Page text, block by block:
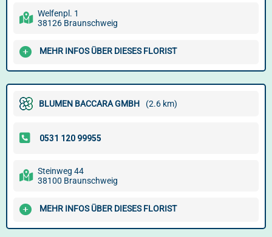
Welfenpl. 1
38126 Braunschweig
MEHR INFOS ÜBER DIESES FLORIST
BLUMEN BACCARA GMBH (2.6 km)
Steinweg 44
38100 Braunschweig
MEHR INFOS ÜBER DIESES FLORIST